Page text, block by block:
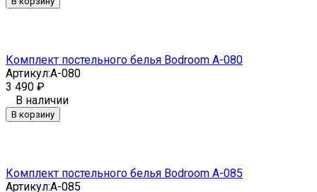
Комплект постельного белья Bodroom A-080
Артикул:A-080
3 490 ₽
В наличии
В корзину
Комплект постельного белья Bodroom A-085
Артикул:A-085